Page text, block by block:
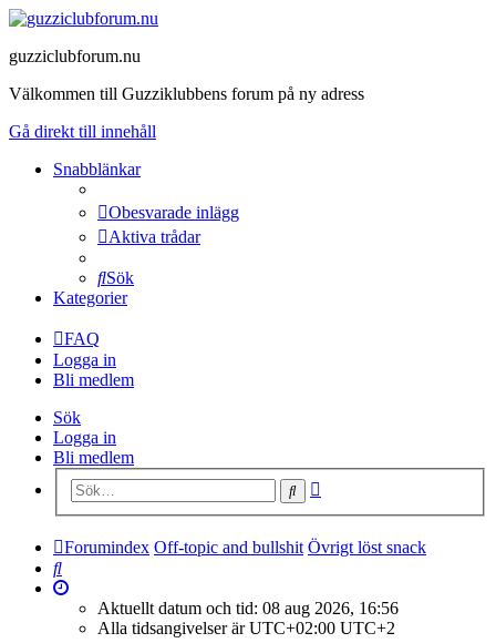
guzziclubforum.nu
Välkommen till Guzziklubbens forum på ny adress
Gå direkt till innehåll
Snabblänkar
Obesvarade inlägg
Aktiva trådar
Sök
Kategorier
FAQ
Logga in
Bli medlem
Sök
Logga in
Bli medlem
Sök
Forumindex Off-topic and bullshit Övrigt löst snack
Sök
Aktuellt datum och tid: 08 aug 2026, 16:56
Alla tidsangivelser är UTC+02:00 UTC+2